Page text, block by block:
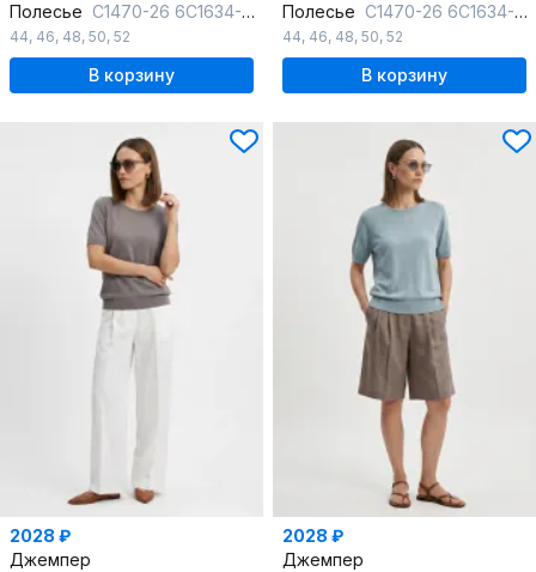
Полесье С1470-26 6С1634-Д43 158,164 песочный_беж
44, 46, 48, 50, 52
В корзину
Полесье С1470-26 6С1634-Д43 158,164 зимнее_небо
44, 46, 48, 50, 52
В корзину
2028 ₽
Джемпер
2028 ₽
Джемпер